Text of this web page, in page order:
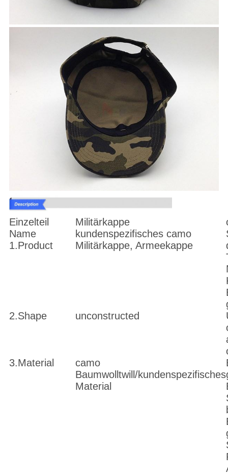
Einzelteil Militärkappe
Name
1.Product
kundenspezifisches camo
Militärkappe, Armeekappe
2.Shape
unconstructed
3.Material
camo
Baumwolltwill/kundenspezifisches
Material